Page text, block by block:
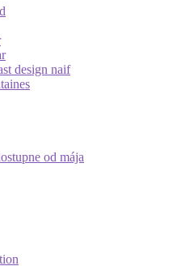
design naif
od mája